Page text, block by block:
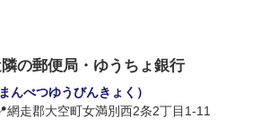
の郵便局・ゆうちょ銀行
んべつゆうびんきょく）
走郡大空町女満別西2条2丁目1-11